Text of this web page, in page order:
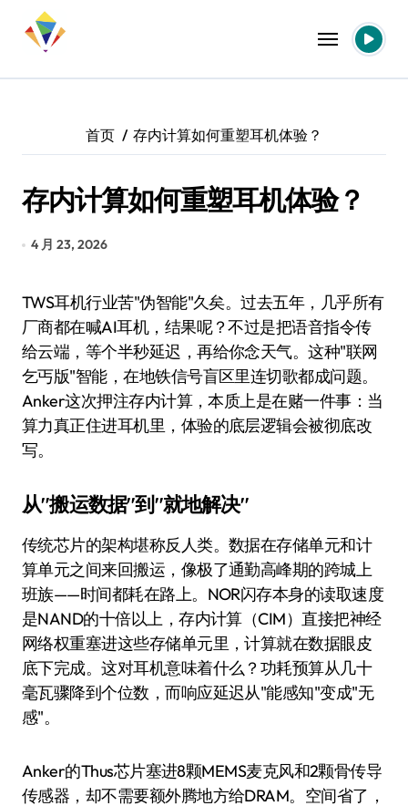
首页 存内计算如何重塑耳机体验？
存内计算如何重塑耳机体验？
4 月 23, 2026
TWS耳机行业苦"伪智能"久矣。过去五年，几乎所有
厂商都在喊AI耳机，结果呢？不过是把语音指令传
给云端，等个半秒延迟，再给你念天气。这种"联网
乞丐版"智能，在地铁信号盲区里连切歌都成问题。
Anker这次押注存内计算，本质上是在赌一件事：当
算力真正住进耳机里，体验的底层逻辑会被彻底改
写。
从"搬运数据"到"就地解决"
传统芯片的架构堪称反人类。数据在存储单元和计
算单元之间来回搬运，像极了通勤高峰期的跨城上
班族——时间都耗在路上。NOR闪存本身的读取速度
是NAND的十倍以上，存内计算（CIM）直接把神经
网络权重塞进这些存储单元里，计算就在数据眼皮
底下完成。这对耳机意味着什么？功耗预算从几十
毫瓦骤降到个位数，而响应延迟从"能感知"变成"无
感"。
Anker的Thus芯片塞进8颗MEMS麦克风和2颗骨传导
传感器，却不需要额外腾地方给DRAM。空间省了，